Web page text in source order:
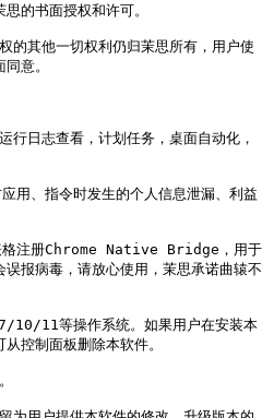
的书面授权和许可。
其他一切权利仍归茉思所有，用户使
意。
日志查看，计划任务，桌面自动化，
、指令时发生的个人信息泄漏、利益
格注册Chrome Native Bridge，用于
报病毒，请放心使用，茉思承诺曲辕不
11等操作系统。如果用户在安装本
控制面板删除本软件。